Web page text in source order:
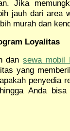
Jika
jauh dari area
murah dan
Loyalitas
dansewa mobil
yang
penyedia
Anda